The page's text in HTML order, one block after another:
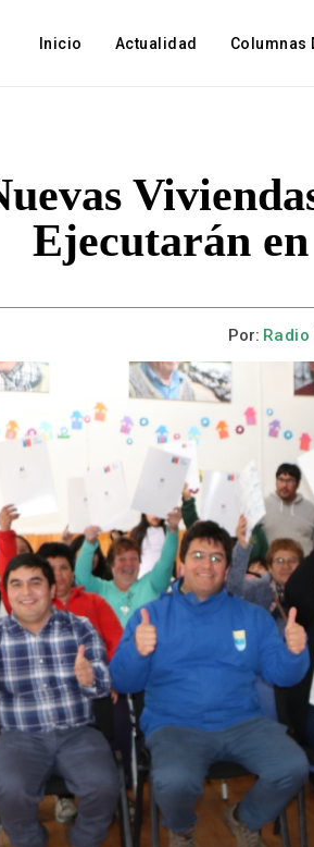
Inicio Actualidad Columnas
Ejecutarán
Por: